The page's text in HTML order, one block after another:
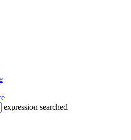
expression searched